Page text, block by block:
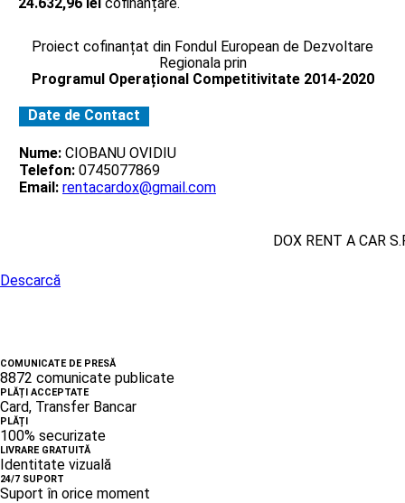
Proiect cofinanțat din Fondul European de Dezvoltare
Regionala prin
Programul Operațional Competitivitate 2014-2020
Date de Contact
Nume: CIOBANU OVIDIU
Telefon: 0745077869
Email: rentacardox@gmail.com
DOX RENT A CAR
Descarcă
COMUNICATE DE PRESĂ
8872 comunicate publicate
PLĂȚI ACCEPTATE
Card, Transfer Bancar
PLĂȚI
100% securizate
LIVRARE GRATUITĂ
Identitate vizuală
24/7 SUPORT
Suport în orice moment